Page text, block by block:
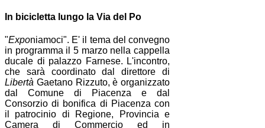
In bicicletta lungo la Via del Po
"Exponiamoci". E' il tema del convegno
in programma il 5 marzo nella cappella
ducale di palazzo Farnese. L'incontro,
che sarà coordinato dal direttore di
Libertà Gaetano Rizzuto, è organizzato
dal Comune di Piacenza e dal
Consorzio di bonifica di Piacenza con
il patrocinio di Regione, Provincia e
Camera di Commercio ed in